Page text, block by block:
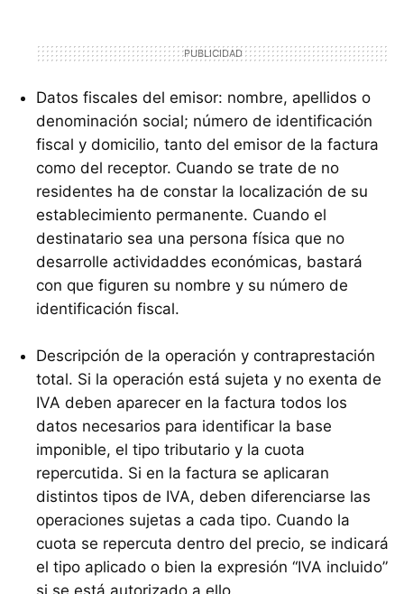
Datos fiscales del emisor: nombre, apellidos o
denominación social; número de identificación
fiscal y domicilio, tanto del emisor de la factura
como del receptor. Cuando se trate de no
residentes ha de constar la localización de su
establecimiento permanente. Cuando el
destinatario sea una persona física que no
desarrolle actividaddes económicas, bastará
con que figuren su nombre y su número de
identificación fiscal.
Descripción de la operación y contraprestación
total. Si la operación está sujeta y no exenta de
IVA deben aparecer en la factura todos los
datos necesarios para identificar la base
imponible, el tipo tributario y la cuota
repercutida. Si en la factura se aplicaran
distintos tipos de IVA, deben diferenciarse las
operaciones sujetas a cada tipo. Cuando la
cuota se repercuta dentro del precio, se indicará
el tipo aplicado o bien la expresión “IVA incluido”